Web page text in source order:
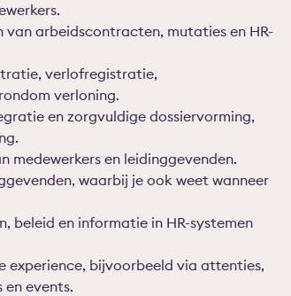
arbeidscontracten, mutaties en HR-
verlofregistratie,
verloning.
en zorgvuldige dossiervorming,
medewerkers en leidinggevenden.
waarbij je ook weet wanneer
beleid en informatie in HR-systemen
experience, bijvoorbeeld via attenties,
events.